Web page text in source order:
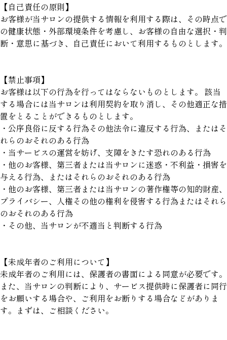
【自己責任の原則】
お客様が当サロンの提供する情報を利用する際は、その時点で
の健康状態・外部環境条件を考慮し、お客様の自由な選択・判
断・意思に基づき、自己責任において利用するものとします。
【禁止事項】
お客様は以下の行為を行ってはならないものとします。 該当
する場合には当サロンは利用契約を取り消し、その他適正な措
置をとることができるものとします。
・公序良俗に反する行為その他法令に違反する行為、またはそ
れらのおそれのある行為
・当サービスの運営を妨げ、支障をきたす恐れのある行為
・他のお客様、第三者または当サロンに迷惑・不利益・損害を
与える行為、またはそれらのおそれのある行為
・他のお客様、第三者または当サロンの著作権等の知的財産、
プライバシー、人権その他の権利を侵害する行為またはそれら
のおそれのある行為
・その他、当サロンが不適当と判断する行為
【未成年者のご利用について】
未成年者のご利用には、保護者の書面による同意が必要です。
また、当サロンの判断により、サービス提供時に保護者に同行
をお願いする場合や、ご利用をお断りする場合などがありま
す。まずは、ご相談ください。